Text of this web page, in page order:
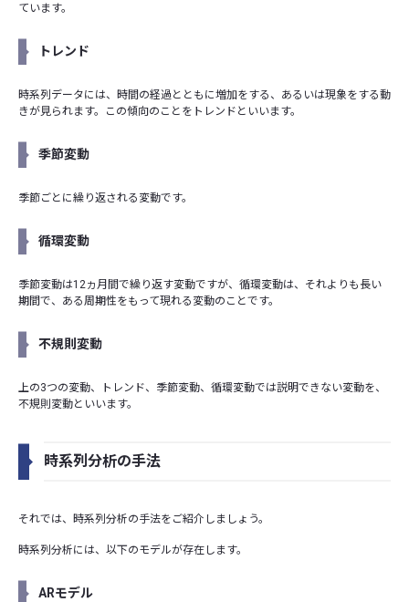
ています。
トレンド
時系列データには、時間の経過とともに増加をする、あるいは現象をする動
きが見られます。この傾向のことをトレンドといいます。
季節変動
季節ごとに繰り返される変動です。
循環変動
季節変動は12ヵ月間で繰り返す変動ですが、循環変動は、それよりも長い
期間で、ある周期性をもって現れる変動のことです。
不規則変動
上の3つの変動、トレンド、季節変動、循環変動では説明できない変動を、
不規則変動といいます。
時系列分析の手法
それでは、時系列分析の手法をご紹介しましょう。
時系列分析には、以下のモデルが存在します。
ARモデル